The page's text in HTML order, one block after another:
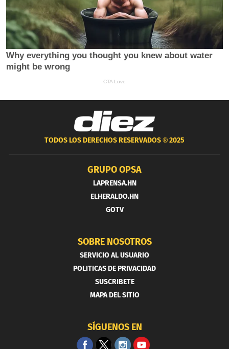
TODOS LOS DERECHOS RESERVADOS ®2025
GRUPO OPSA
LAPRENSA.HN
ELHERALDO.HN
GOTV
SOBRE NOSOTROS
SERVICIO AL USUARIO
POLITICAS DE PRIVACIDAD
SUSCRIBETE
MAPA DEL SITIO
SÍGUENOS EN